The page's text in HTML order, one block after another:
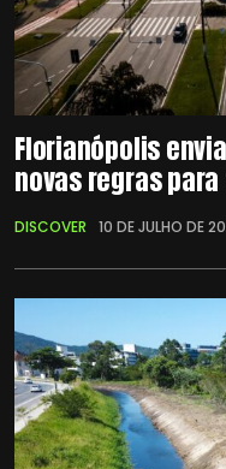
Florianópolis
novas regras
DISCOVER 10 DE JULHO DE